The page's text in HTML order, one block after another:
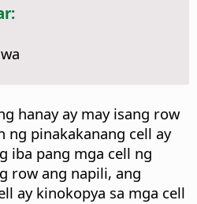
hanay ay may isang row
ng pinakakanang cell ay
iba pang mga cell ng
row ang napili, ang
ay kinokopya sa mga cell